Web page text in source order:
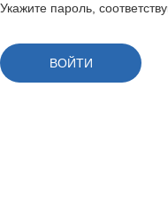
Укажите пароль,